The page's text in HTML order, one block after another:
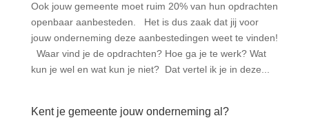
Ook jouw gemeente moet ruim 20% van hun opdrachten
openbaar aanbesteden. Het is dus zaak dat jij voor
jouw onderneming deze aanbestedingen weet te vinden!
Waar vind je de opdrachten? Hoe ga je te werk? Wat
kun je wel en wat kun je niet? Dat vertel ik je in deze...
Kent je gemeente jouw onderneming al?